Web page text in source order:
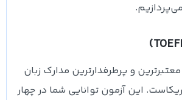
و پرطرفدارترین مدارک زبان
این آزمون توانایی شما در چهار